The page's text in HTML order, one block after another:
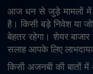
आज धन से जुड़े मामलों में
है। किसी बड़े निवेश या
बेहतर रहेगा। शेयर
सलाह आपके लिए
किसी अजनबी की बातों